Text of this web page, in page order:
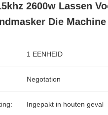
2600w Lassen
Die Machine
1 EENHEID
Negotation
Ingepakt in houten geval